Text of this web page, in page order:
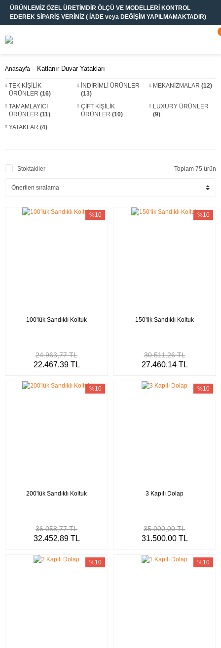
ÜRÜNLEMİZ ÖZEL ÜRETİMDİR ÖLÇÜ VE MODELLERİ KONTROL
EDEREK SİPARİŞ VERİNİZ ( İADE veya DEĞİŞİM YAPILMAMAKTADIR)
Anasayfa Katlanır Duvar Yatakları
TEK KİŞİLİK
ÜRÜNLER (16)
İNDİRİMLİ ÜRÜNLER
(13)
MEKANİZMALAR (12)
TAMAMLAYICI
ÜRÜNLER (11)
ÇİFT KİŞİLİK
ÜRÜNLER (10)
LUXURY ÜRÜNLER
(9)
YATAKLAR (4)
Stoktakiler Toplam 75 ürün
100'lük Sandıklı Koltuk
%10
24.963,77 TL
22.467,39 TL
150'lik Sandıklı Koltuk
%10
30.511,26 TL
27.460,14 TL
200'lük Sandıklı Koltuk
%10
36.058,77 TL
32.452,89 TL
3 Kapılı Dolap
%10
35.000,00 TL
31.500,00 TL
%10 %10